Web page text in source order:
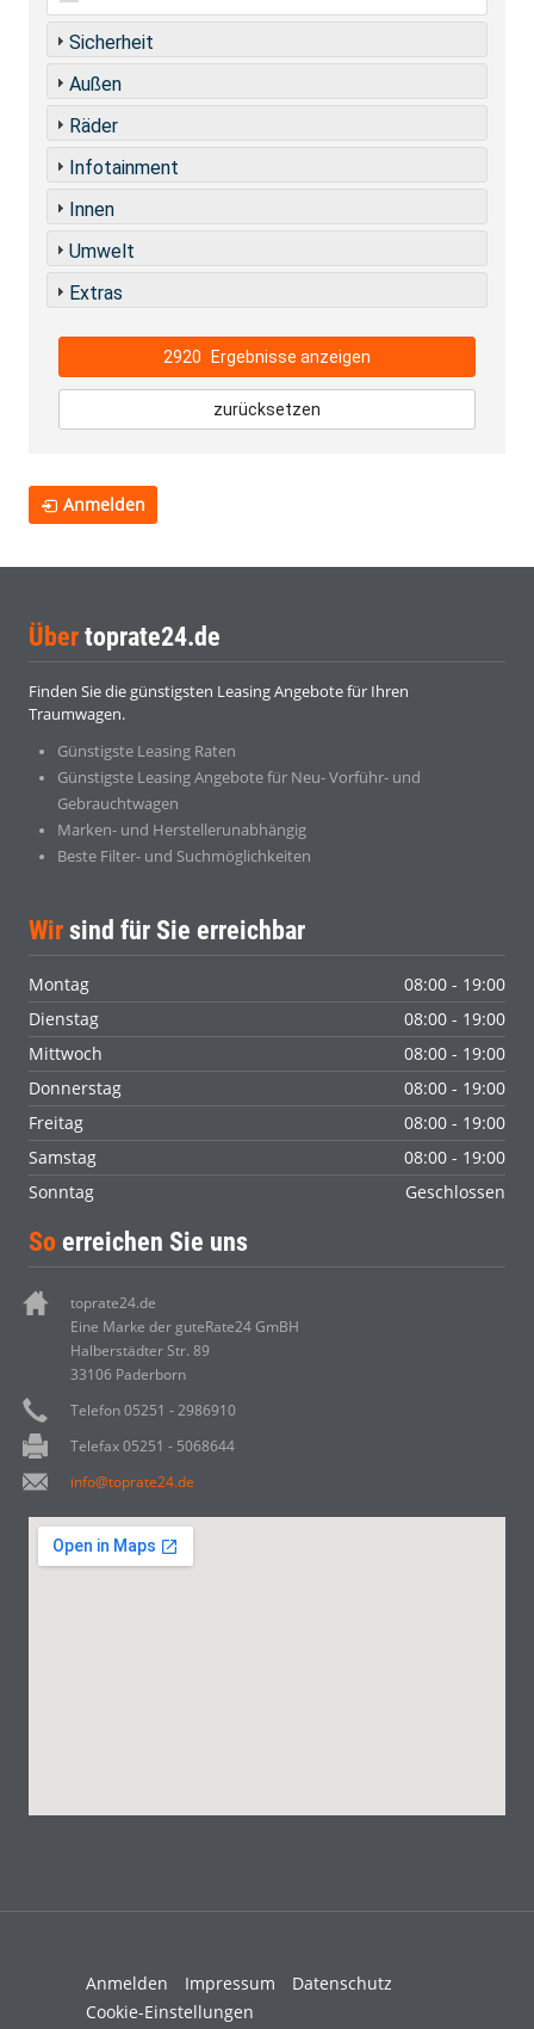
Sicherheit
Außen
Räder
Infotainment
Innen
Umwelt
Extras
2920 Ergebnisse anzeigen
zurücksetzen
Anmelden
Über toprate24.de
Finden Sie die günstigsten Leasing Angebote für Ihren
Traumwagen.
Günstigste Leasing Raten
Günstigste Leasing Angebote für Neu- Vorführ- und
Gebrauchtwagen
Marken- und Herstellerunabhängig
Beste Filter- und Suchmöglichkeiten
Wir sind für Sie erreichbar
Montag
08:00 - 19:00
Dienstag
08:00 - 19:00
Mittwoch
08:00 - 19:00
Donnerstag
08:00 - 19:00
Freitag
08:00 - 19:00
Samstag
08:00 - 19:00
Sonntag
Geschlossen
So erreichen Sie uns
toprate24.de
Eine Marke der guteRate24 GmBH
Halberstädter Str. 89
33106 Paderborn
Telefon 05251 - 2986910
Telefax 05251 - 5068644
info@toprate24.de
Anmelden Impressum
Datenschutz
Cookie-Einstellungen